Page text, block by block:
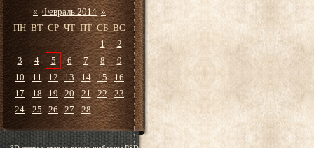
« Февраль 2014 »
ПН ВТ СР ЧТ ПТ СБ ВС
1
2
3
4 5 6 7 8
9
10
11 12 13 14 15
16
17
18 19 20 21 22
23
24
25 26 27 28